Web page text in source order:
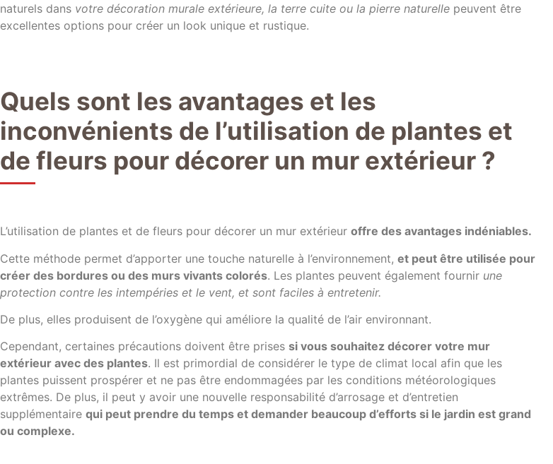
naturels dans votre décoration murale extérieure, la terre cuite ou la pierre naturelle peuvent être
excellentes options pour créer un look unique et rustique.
Quels sont les avantages et les
inconvénients de l’utilisation de plantes et
de fleurs pour décorer un mur extérieur ?
L’utilisation de plantes et de fleurs pour décorer un mur extérieur offre des avantages indéniables.
Cette méthode permet d’apporter une touche naturelle à l’environnement, et peut être utilisée pour
créer des bordures ou des murs vivants colorés. Les plantes peuvent également fournir une
protection contre les intempéries et le vent, et sont faciles à entretenir.
De plus, elles produisent de l’oxygène qui améliore la qualité de l’air environnant.
Cependant, certaines précautions doivent être prises si vous souhaitez décorer votre mur
extérieur avec des plantes. Il est primordial de considérer le type de climat local afin que les
plantes puissent prospérer et ne pas être endommagées par les conditions météorologiques
extrêmes. De plus, il peut y avoir une nouvelle responsabilité d’arrosage et d’entretien
supplémentaire qui peut prendre du temps et demander beaucoup d’efforts si le jardin est grand
ou complexe.